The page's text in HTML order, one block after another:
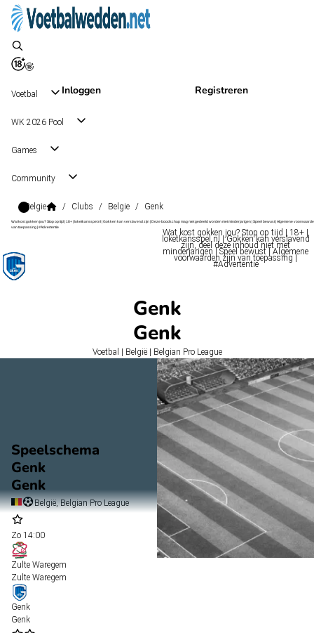
Inloggen Registreren
Voetbal
WK 2026 Pool
Games
Community
Belgie / Clubs / Belgie / Genk
Wat kost gokken jou? Stop op tijd | 18+ | loketkansspel.nl | Gokken kan verslavend zijn | Deze boodschap mag niet gedeeld worden met minderjarigen | Speel bewust | Algemene
van toepassing | #Advertentie
Wat kost gokken jou? Stop op tijd | 18+ |
loketkansspel.nl | Gokken kan verslavend
zijn, deel deze inhoud niet met
minderjarigen | Speel bewust | Algemene
voorwaarden zijn van toepassing |
#Advertentie
Genk
Genk
Voetbal | België | Belgian Pro League
Speelschema
Genk
Genk
België, Belgian Pro League
Zo 14:00
Zulte Waregem
Zulte Waregem
Genk
Genk